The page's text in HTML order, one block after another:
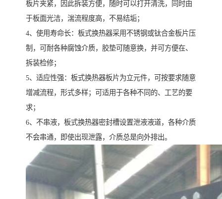
板片夹紧，因此拆装方便，随时可以打开清洗，同时由
于板面光洁，湍流程度高，不易结垢；
4、使用寿命长：板式换热器采用不锈钢或钛合金板片压
制，可耐各种腐蚀介质，胶垫可随意换，并可方便在、
拆装检修；
5、适应性强：板式换热器板片为立元件，可按要求随意
增减流程，形式多样；可适用于各种不同的、工艺的要
求；
6、不串液，板式换热器密封槽设置泄液液道，各种介质
不会串通，即使出现泄露，介质总是向外排出。